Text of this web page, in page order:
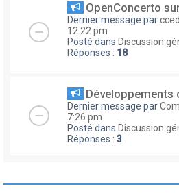
OpenConcerto
Dernier message par
12:22 pm
Posté dans Discussion
Réponses : 18
Développements
Dernier message par
7:26 pm
Posté dans Discussion
Réponses : 3